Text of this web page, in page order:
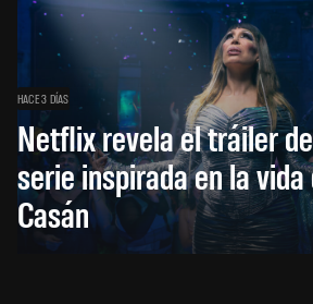
HACE 3 DÍAS
Netflix revela el tráiler
serie inspirada en la
Casán